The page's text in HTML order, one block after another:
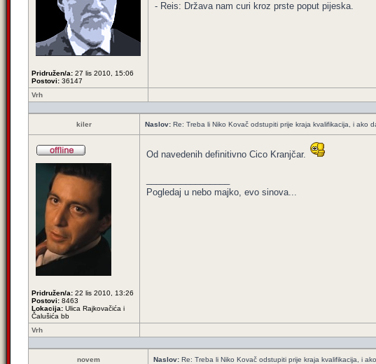
Pridružen/a: 27 lis 2010, 15:06
Postovi: 36147
- Reis: Država nam curi kroz prste poput pijeska.
Vrh
kiler Naslov: Re: Treba li Niko Kovač odstupiti prije kraja kvalifikacija, i ako
Pridružen/a: 22 lis 2010, 13:26
Postovi: 8463
Lokacija: Ulica Rajkovačića i
Čalušića bb
Od navedenih definitivno Cico Kranjčar.
Pogledaj u nebo majko, evo sinova...
Vrh
novem Naslov: Re: Treba li Niko Kovač odstupiti prije kraja kvalifikacija, i